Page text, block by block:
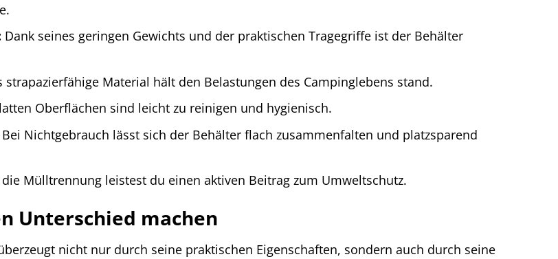
Dank seines geringen Gewichts und der praktischen Tragegriffe ist der Behälter
strapazierfähige Material hält den Belastungen des Campinglebens stand.
Oberflächen sind leicht zu reinigen und hygienisch.
Bei Nichtgebrauch lässt sich der Behälter flach zusammenfalten und platzsparend
Mülltrennung leistest du einen aktiven Beitrag zum Umweltschutz.
Unterschied machen
nicht nur durch seine praktischen Eigenschaften, sondern auch durch seine